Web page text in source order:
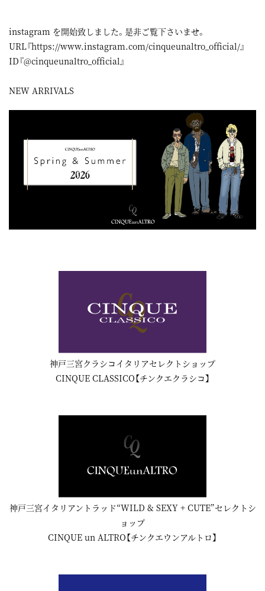
instagram を開始致しました。是非ご覧下さいませ。
URL『https://www.instagram.com/cinqueunaltro_official/』
ID『@cinqueunaltro_official』
NEW ARRIVALS
神戸三宮クラシコイタリアセレクトショップ
CINQUE CLASSICO【チンクエクラシコ】
神戸三宮イタリアントラッド“WILD & SEXY + CUTE”セレクトシ
ョップ
CINQUE un ALTRO【チンクエウンアルトロ】